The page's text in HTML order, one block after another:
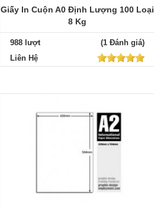
Giấy In Cuộn A0 Định Lượng 100 Loại
8 Kg
988 lượt
(1 Đánh giá)
Liên Hệ